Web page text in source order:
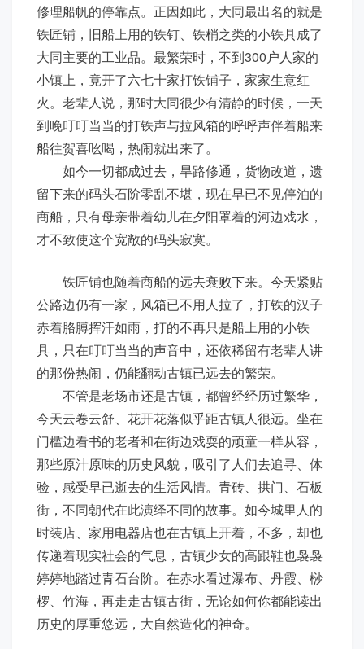
修理船帆的停靠点。正因如此，大同最出名的就是
铁匠铺，旧船上用的铁钉、铁梢之类的小铁具成了
大同主要的工业品。最繁荣时，不到300户人家的
小镇上，竟开了六七十家打铁铺子，家家生意红
火。老辈人说，那时大同很少有清静的时候，一天
到晚叮叮当当的打铁声与拉风箱的呼呼声伴着船来
船往贺喜吆喝，热闹就出来了。
如今一切都成过去，旱路修通，货物改道，遗
留下来的码头石阶零乱不堪，现在早已不见停泊的
商船，只有母亲带着幼儿在夕阳罩着的河边戏水，
才不致使这个宽敞的码头寂寞。
铁匠铺也随着商船的远去衰败下来。今天紧贴
公路边仍有一家，风箱已不用人拉了，打铁的汉子
赤着胳膊挥汗如雨，打的不再只是船上用的小铁
具，只在叮叮当当的声音中，还依稀留有老辈人讲
的那份热闹，仍能翻动古镇已远去的繁荣。
不管是老场市还是古镇，都曾经经历过繁华，
今天云卷云舒、花开花落似乎距古镇人很远。坐在
门槛边看书的老者和在街边戏耍的顽童一样从容，
那些原汁原味的历史风貌，吸引了人们去追寻、体
验，感受早已逝去的生活风情。青砖、拱门、石板
街，不同朝代在此演绎不同的故事。如今城里人的
时装店、家用电器店也在古镇上开着，不多，却也
传递着现实社会的气息，古镇少女的高跟鞋也袅袅
婷婷地踏过青石台阶。在赤水看过瀑布、丹霞、桫
椤、竹海，再走走古镇古街，无论如何你都能读出
历史的厚重悠远 ，大自然造化的神奇。